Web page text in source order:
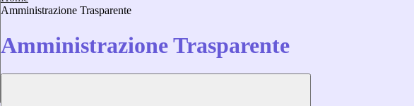
Amministrazione Trasparente
Amministrazione Trasparente